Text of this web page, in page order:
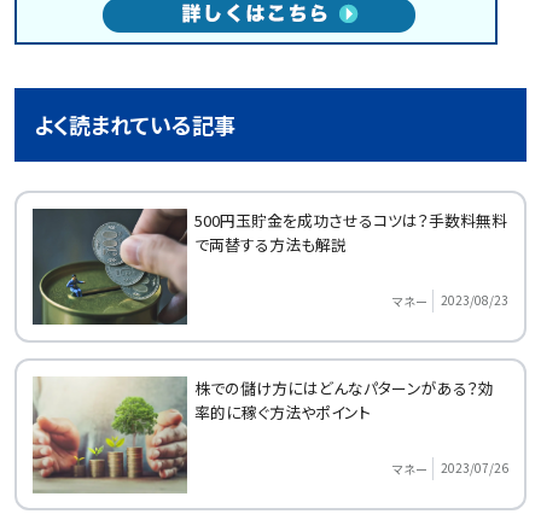
よく読まれている記事
500円玉貯金を成功させるコツは？手数料無料
で両替する方法も解説
マネー 2023/08/23
株での儲け方にはどんなパターンがある？効
率的に稼ぐ方法やポイント
マネー 2023/07/26